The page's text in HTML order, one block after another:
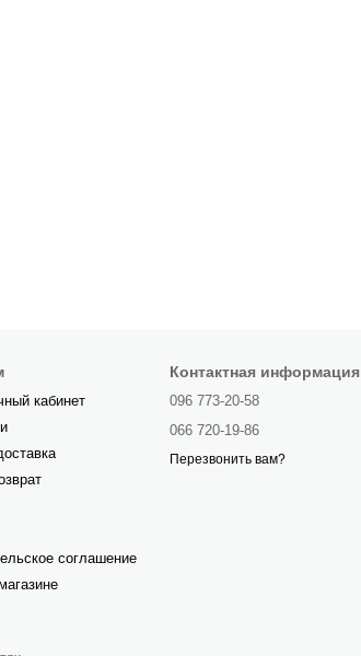
кабинет
соглашение
Контактная информация
096 773-20-58
066 720-19-86
Перезвонить вам?